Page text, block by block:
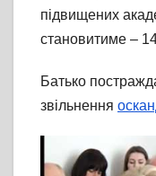
підвищених
становитиме –
Батько
звільнення